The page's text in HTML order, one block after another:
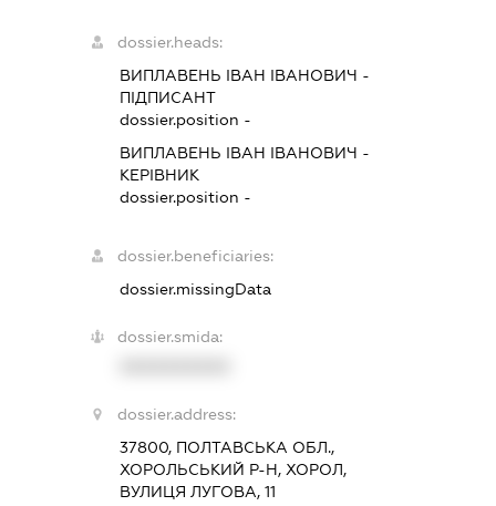
dossier.heads:
ВИПЛАВЕНЬ ІВАН ІВАНОВИЧ -
ПІДПИСАНТ
dossier.position -
ВИПЛАВЕНЬ ІВАН ІВАНОВИЧ -
КЕРІВНИК
dossier.position -
dossier.beneficiaries:
dossier.missingData
dossier.smida:
dossier.address:
37800, ПОЛТАВСЬКА ОБЛ.,
ХОРОЛЬСЬКИЙ Р-Н, ХОРОЛ,
ВУЛИЦЯ ЛУГОВА, 11